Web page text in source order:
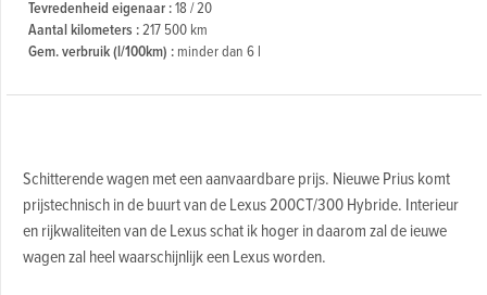
Tevredenheid eigenaar :18 / 20
Aantal kilometers :217 500 km
Gem. verbruik (l/100km) :minder dan 6 l
Schitterende wagen met een aanvaardbare prijs. Nieuwe Prius komt
prijstechnisch in de buurt van de Lexus 200CT/300 Hybride. Interieur
en rijkwaliteiten van de Lexus schat ik hoger in daarom zal de ieuwe
wagen zal heel waarschijnlijk een Lexus worden.